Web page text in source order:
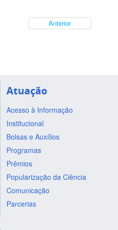
Anterior
Atuação
Acesso à Informação
Institucional
Bolsas e Auxílios
Programas
Prêmios
Popularização da Ciência
Comunicação
Parcerias